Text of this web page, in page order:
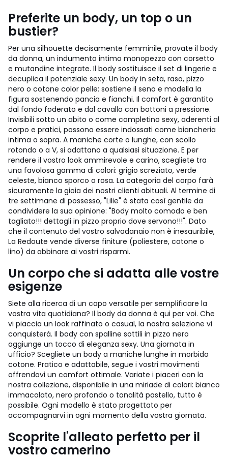
Preferite un body, un top o un
bustier?
Per una silhouette decisamente femminile, provate il body
da donna, un indumento intimo monopezzo con corsetto
e mutandine integrate. Il body sostituisce il set di lingerie e
decuplica il potenziale sexy. Un body in seta, raso, pizzo
nero o cotone color pelle: sostiene il seno e modella la
figura sostenendo pancia e fianchi. Il comfort è garantito
dal fondo foderato e dal cavallo con bottoni a pressione.
Invisibili sotto un abito o come completino sexy, aderenti al
corpo e pratici, possono essere indossati come biancheria
intima o sopra. A maniche corte o lunghe, con scollo
rotondo o a V, si adattano a qualsiasi situazione. E per
rendere il vostro look ammirevole e carino, scegliete tra
una favolosa gamma di colori: grigio screziato, verde
celeste, bianco sporco o rosa. La categoria del corpo farà
sicuramente la gioia dei nostri clienti abituali. Al termine di
tre settimane di possesso, "Lilie" è stata così gentile da
condividere la sua opinione: "Body molto comodo e ben
tagliato!!! dettagli in pizzo proprio dove servono!!!". Dato
che il contenuto del vostro salvadanaio non è inesauribile,
La Redoute vende diverse finiture (poliestere, cotone o
lino) da abbinare ai vostri risparmi.
Un corpo che si adatta alle vostre
esigenze
Siete alla ricerca di un capo versatile per semplificare la
vostra vita quotidiana? Il body da donna è qui per voi. Che
vi piaccia un look raffinato o casual, la nostra selezione vi
conquisterà. Il body con spalline sottili in pizzo nero
aggiunge un tocco di eleganza sexy. Una giornata in
ufficio? Scegliete un body a maniche lunghe in morbido
cotone. Pratico e adattabile, segue i vostri movimenti
offrendovi un comfort ottimale. Variate i piaceri con la
nostra collezione, disponibile in una miriade di colori: bianco
immacolato, nero profondo o tonalità pastello, tutto è
possibile. Ogni modello è stato progettato per
accompagnarvi in ogni momento della vostra giornata.
Scoprite l'alleato perfetto per il
vostro camerino